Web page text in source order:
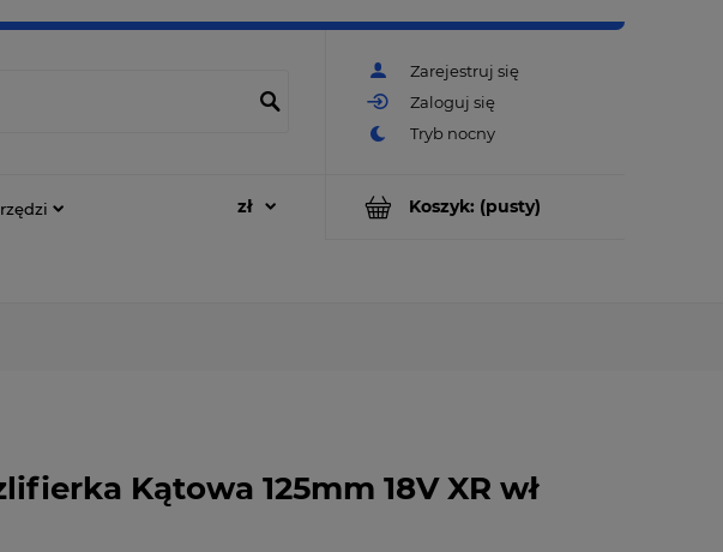
Zarejestruj się
Zaloguj się
Koszyk: (pusty)
Kątowa 125mm 18V XR wł